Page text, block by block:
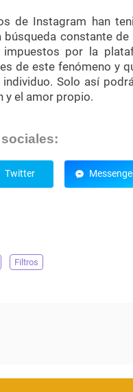
de Instagram han
búsqueda constante
por la
de este fenómeno y
Solo así
y el amor propio.
Twitter
Filtros